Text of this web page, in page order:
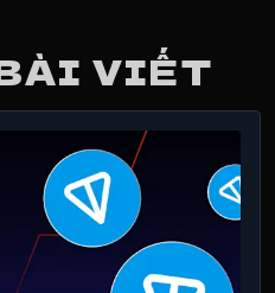
VIẾT